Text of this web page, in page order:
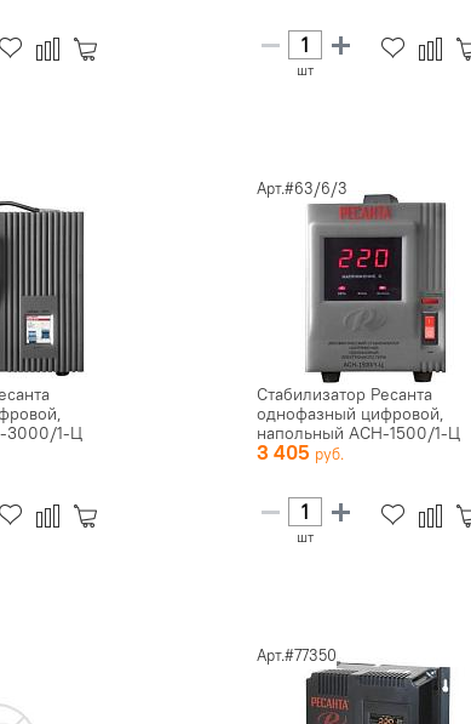
шт
3000/1-Ц
Арт.#63/6/3
Стабилизатор Ресанта
однофазный цифровой,
напольный АСН-1500/1-Ц
3 405
шт
Арт.#77350